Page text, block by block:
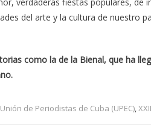
verdaderas fiestas populares, de
del arte y la cultura de nuestro
como la de la Bienal, que ha
Unión de Periodistas de Cuba (UPEC),